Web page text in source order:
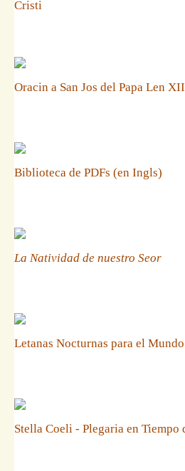
Cristi
Oracin a San Jos del Papa Len
Biblioteca de PDFs (en Ingls)
La Natividad de nuestro Seor
Letanas Nocturnas para el Mundo
Stella Coeli - Plegaria en Tiempo